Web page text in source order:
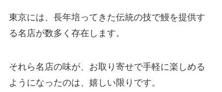
東京には、長年培ってきた伝統の技で鰻を提供す
る名店が数多く存在します。
それら名店の味が、お取り寄せで手軽に楽しめる
ようになったのは、嬉しい限りです。